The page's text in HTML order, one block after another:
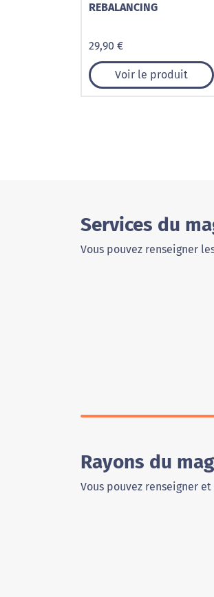
REBALANCING
29,90 €
Voir le produit
Services du
Vous pouvez renseigner
Rayons du
Vous pouvez renseigner